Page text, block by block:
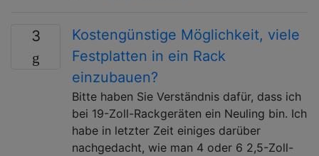
3
Kostengünstige Möglichkeit, viele
Festplatten in ein Rack
einzubauen?
Bitte haben Sie Verständnis dafür, dass ich
bei 19-Zoll-Rackgeräten ein Neuling bin. Ich
habe in letzter Zeit einiges darüber
nachgedacht, wie man 4 oder 6 2,5-Zoll-